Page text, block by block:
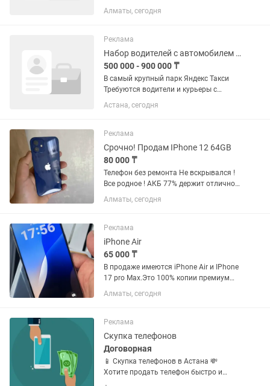
автомобилем У вас будет - Свободный
график работы (Подходит для
Минимальный холостой пробег...
Алматы, сегодня
Реклама
Набор водителей с автомобилем в свободное время
500 000 - 900 000 ₸
В самый крупный парк Яндекс Такси
Требуются водители и курьеры с
автомобилем У вас будет - Свободный
график работы (Подходит для
Минимальный холостой пробег...
Астана, сегодня
Реклама
Срочно! Продам IPhone 12 64GB
80 000 ₸
Телефон без ремонта Не вскрывался !
Все родное ! АКБ 77% держит отлично
Есть царапины, запчасти всё в
оригинале Работает Все Полностью
Характеристики: los:...
Алматы, сегодня
Реклама
iPhone Air
65 000 ₸
В продаже имеются iPhone Air и IPhone
17 pro Max.Это 100% копии премиум
качества. Идентичен с оригинальным
телефоном. 8 ядер, ОЗУ 6, сеть 4-5 G,
запечатанные. Для заказа...
Алматы, сегодня
Реклама
Скупка телефонов
Договорная
📱 Скупка телефонов в Астана 💸
Хотите продать телефон быстро и
выгодно? Покупаем новые, б/у и с